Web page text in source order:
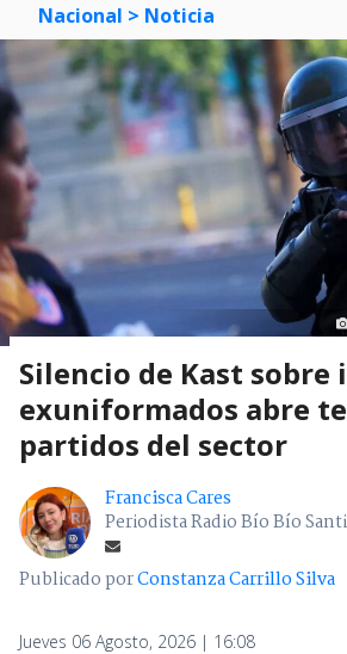
Nacional > Noticia
Silencio de Kast sobre
exuniformados abre
partidos del sector
Francisca Cares
Periodista Radio Bío Bío
Publicado porConstanza Carrillo Silva
Jueves 06 Agosto, 2026 | 16:08